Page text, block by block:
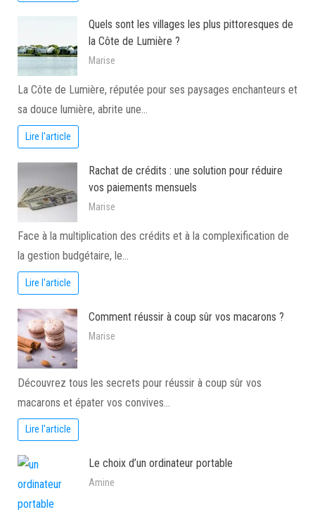
Quels sont les villages les plus pittoresques de
la Côte de Lumière ?
Marise
La Côte de Lumière, réputée pour ses paysages enchanteurs et
sa douce lumière, abrite une…
Lire l'article
Rachat de crédits : une solution pour réduire
vos paiements mensuels
Marise
Face à la multiplication des crédits et à la complexification de
la gestion budgétaire, le…
Lire l'article
Comment réussir à coup sûr vos macarons ?
Marise
Découvrez tous les secrets pour réussir à coup sûr vos
macarons et épater vos convives…
Lire l'article
Le choix d’un ordinateur portable
Amine